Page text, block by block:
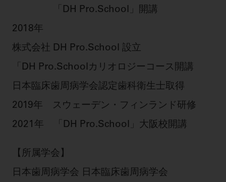
「DH Pro.School」開講
2018年
株式会社 DH Pro.School 設立
「DH Pro.Schoolカリオロジーコース開講
日本臨床歯周病学会認定歯科衛生士取得
2019年
スウェーデン・フィンランド研修
2021年
「DH Pro.School」大阪校開講
【所属学会】
日本歯周病学会 日本臨床歯周病学会